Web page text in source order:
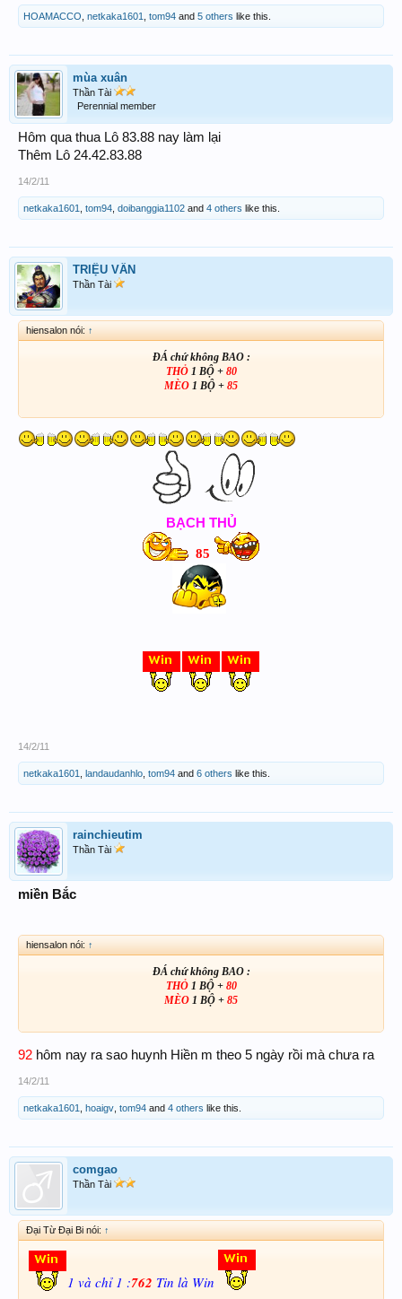
HOAMACCO netkaka1601 tom94 and 5 others like this.
mùa xuân
Thần Tài
Perennial member
Hôm qua thua Lô 83.88 nay làm lại
Thêm Lô 24.42.83.88
14/2/11
netkaka1601 tom94 doibanggia1102 and 4 others like this.
TRIỆU VÂN
Thần Tài
hiensalon nói: ↑
ĐÁ chứ không BAO :
THỎ1 BỘ + 80
MÈO 1 BỘ + 85
BẠCH THỦ
85
14/2/11
netkaka1601 landaudanhlo tom94 and 6 others like this.
rainchieutim
Thần Tài
miền Bắc
hiensalon nói: ↑
ĐÁ chứ không BAO :
THỎ1 BỘ + 80
MÈO 1 BỘ + 85
92 hôm nay ra sao huynh Hiền m theo 5 ngày rồi mà chưa ra
14/2/11
netkaka1601 hoaigv tom94 and 4 others like this.
comgao
Thần Tài
Đại Từ Đại Bi nói: ↑
1 và chỉ 1 :762 Tin là Win